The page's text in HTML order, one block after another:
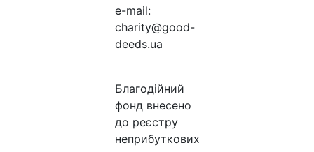
e-mail:
charity@good-
deeds.ua
Благодійний
фонд внесено
до реєстру
неприбуткових